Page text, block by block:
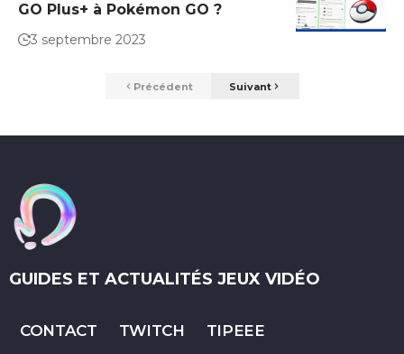
GO Plus+ à Pokémon GO ?
3 septembre 2023
Précédent Suivant
GUIDES ET ACTUALITÉS JEUX VIDÉO
CONTACT TWITCH TIPEEE